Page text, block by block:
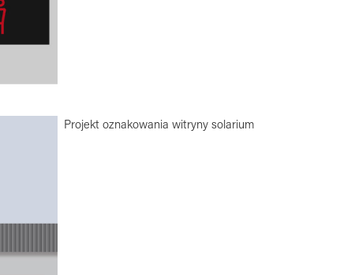
Projekt oznakowania witryny solarium